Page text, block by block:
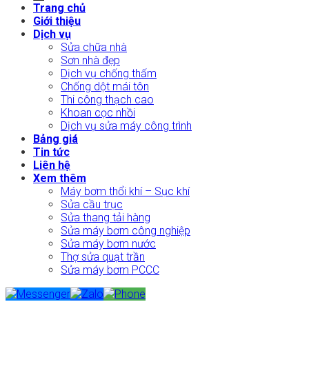
Trang chủ
Giới thiệu
Dịch vụ
Sửa chữa nhà
Sơn nhà đẹp
Dịch vụ chống thấm
Chống dột mái tôn
Thi công thạch cao
Khoan cọc nhồi
Dịch vụ sửa máy công trình
Bảng giá
Tin tức
Liên hệ
Xem thêm
Máy bơm thổi khí – Sục khí
Sửa cầu trục
Sửa thang tải hàng
Sửa máy bơm công nghiệp
Sửa máy bơm nước
Thợ sửa quạt trần
Sửa máy bơm PCCC